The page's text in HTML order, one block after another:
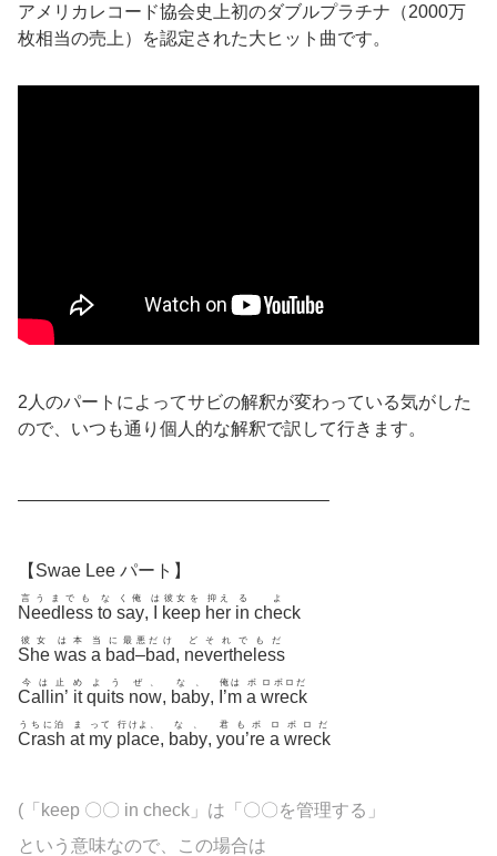
アメリカレコード協会史上初のダブルプラチナ（2000万
枚相当の売上）を認定された大ヒット曲です。
2人のパートによってサビの解釈が変わっている気がした
ので、いつも通り個人的な解釈で訳して行きます。
—————————————————–
【Swae Lee パート】
Needless
言うまでも
to
な
say
く俺
,
は
keep
彼女を
her
抑え
in
る
check
よ
She
彼女
was
は本
a
当
bad
に最
–
悪
bad
だけ
, nevertheless
どそれでもだ
Callin’
今は止
it
め
quits
よう
now
ぜ、
, baby
な、
, I’m
俺は
a
ボ
wreck
ロボロだ
Crash
うちに泊
at
ま
my
って
place
行けよ、
, baby
な、
, you’re
君もボ
a
ロ
wreck
ボロだ
(「keep 〇〇 in check」は「〇〇を管理する」
という意味なので、この場合は